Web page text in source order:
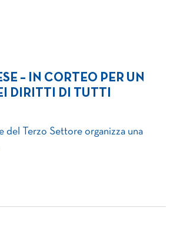
– IN CORTEO PER UN
DIRITTI DI TUTTI
del Terzo Settore organizza una